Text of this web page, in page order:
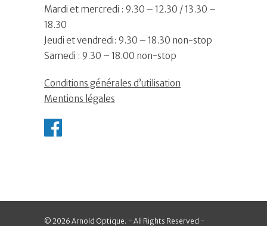
Mardi et mercredi : 9.30 – 12.30 / 13.30 –
18.30
Jeudi et vendredi: 9.30 – 18.30 non-stop
Samedi : 9.30 – 18.00 non-stop
Conditions générales d’utilisation
Mentions légales
© 2026 Arnold Optique. - All Rights Reserved -